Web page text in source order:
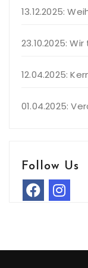
13.12.2025:
23.10.2025:
12.04.2025:
01.04.2025:
Follow Us